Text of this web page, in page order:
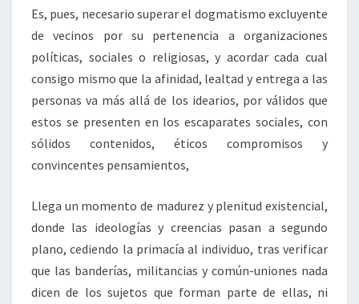
Es, pues, necesario superar el dogmatismo excluyente
de vecinos por su pertenencia a organizaciones
políticas, sociales o religiosas, y acordar cada cual
consigo mismo que la afinidad, lealtad y entrega a las
personas va más allá de los idearios, por válidos que
estos se presenten en los escaparates sociales, con
sólidos contenidos, éticos compromisos y
convincentes pensamientos,
Llega un momento de madurez y plenitud existencial,
donde las ideologías y creencias pasan a segundo
plano, cediendo la primacía al individuo, tras verificar
que las banderías, militancias y común-uniones nada
dicen de los sujetos que forman parte de ellas, ni